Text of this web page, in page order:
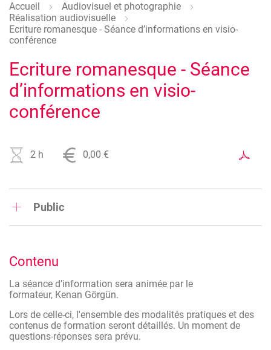
Fil
d'Ariane
Accueil
Audiovisuel et photographie
Réalisation audiovisuelle
Ecriture romanesque - Séance d’informations en visio-
conférence
Ecriture romanesque - Séance
d’informations en visio-
conférence
2 h 0,00 €
Public
écriture romanesque
Professionnels de la création souhaitant approfondir leur
maîtrise du récit
Contenu
La séance d’information sera animée par le
formateur, Kenan Görgün.
Lors de celle-ci, l'ensemble des modalités pratiques et des
contenus de formation seront détaillés. Un moment de
questions-réponses sera prévu.